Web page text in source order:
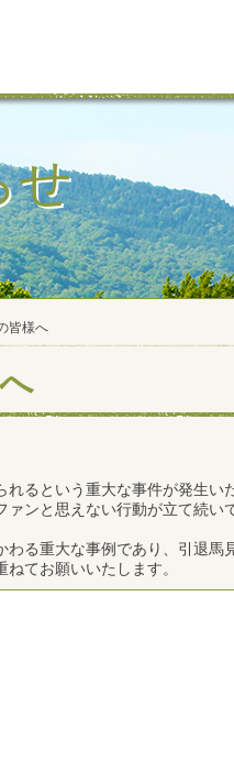
せ
皆様へ
るという重大な事件が発生い
ンと思えない行動が立て続い
る重大な事例であり、引退馬
てお願いいたします。